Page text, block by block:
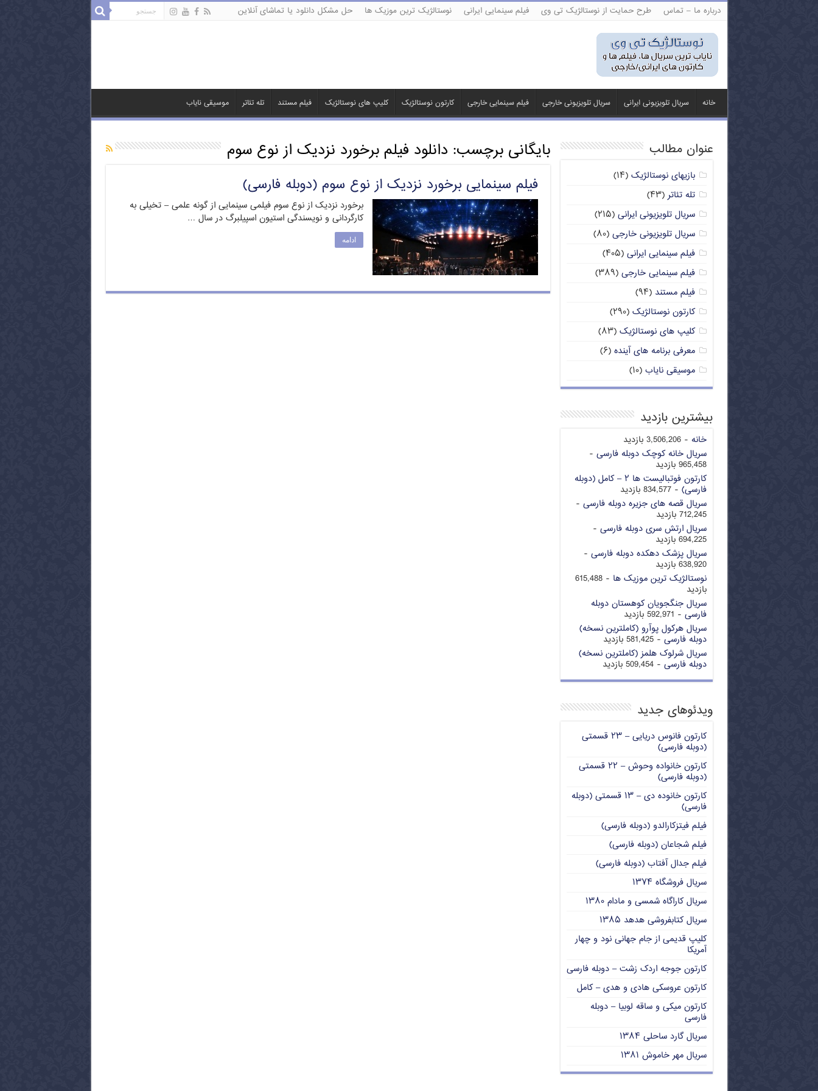
درباره ما – تماس طرح حمایت از نوستالژیک تی وی فیلم سینمایی ایرانی نوستالژیک ترین موزیک ها حل مشکل دانلود یا تماشای آنلاین
خانه سریال تلویزیونی ایرانی سریال تلویزیونی خارجی فیلم سینمایی خارجی کارتون نوستالژیک کلیپ های نوستالژیک فیلم مستند تله تئاتر موسیقی نایاب
بایگانی برچسب: دانلود فیلم برخورد نزدیک از نوع سوم
فیلم سینمایی برخورد نزدیک از نوع سوم (دوبله فارسی)
برخورد نزدیک از نوع سوم فیلمی سینمایی از گونه علمی – تخیلی به
کارگردانی و نویسندگی استیون اسپیلبرگ در سال …
ادامه
عنوان مطالب
بازیهای نوستالژیک (۱۴)
تله تئاتر(۴۳)
سریال تلویزیونی ایرانی (۲۱۵)
سریال تلویزیونی خارجی (۸۰)
فیلم سینمایی ایرانی (۴۰۵)
فیلم سینمایی خارجی (۳۸۹)
فیلم مستند (۹۴)
کارتون نوستالژیک (۲۹۰)
کلیپ های نوستالژیک (۸۳)
معرفی برنامه های آینده (۶)
موسیقی نایاب (۱۰)
بیشترین بازدید
خانه - 3,506,206 بازدید
سریال خانه کوچک دوبله فارسی -
965,458 بازدید
کارتون فوتبالیست ها ۲ – کامل (دوبله
فارسی) - 834,577 بازدید
سریال قصه های جزیره دوبله فارسی -
712,245 بازدید
سریال ارتش سری دوبله فارسی -
694,225 بازدید
سریال پزشک دهکده دوبله فارسی -
638,920 بازدید
نوستالژیک ترین موزیک ها
- 615,488
بازدید
سریال جنگجویان کوهستان دوبله
فارسی - 592,971 بازدید
سریال هرکول پوآرو (کاملترین نسخه)
دوبله فارسی - 581,425 بازدید
سریال شرلوک هلمز (کاملترین نسخه)
دوبله فارسی - 509,454 بازدید
ویدئوهای جدید
کارتون فانوس دریایی – ۲۳ قسمتی
(دوبله فارسی)
کارتون خانواده وحوش – ۲۲ قسمتی
(دوبله فارسی)
کارتون خانوده دی – ۱۳ قسمتی (دوبله
فارسی)
فیلم فیتزکارالدو (دوبله فارسی)
فیلم شجاعان (دوبله فارسی)
فیلم جدال آفتاب (دوبله فارسی)
سریال فروشگاه ۱۳۷۴
سریال کاراگاه شمسی و مادام ۱۳۸۰
سریال کتابفروشی هدهد ۱۳۸۵
کلیپ قدیمی از جام جهانی نود و چهار
آمریکا
کارتون جوجه اردک زشت – دوبله فارسی
کارتون عروسکی هادی و هدی – کامل
کارتون میکی و ساقه لوبیا – دوبله
فارسی
سریال گارد ساحلی ۱۳۸۴
سریال مهر خاموش ۱۳۸۱